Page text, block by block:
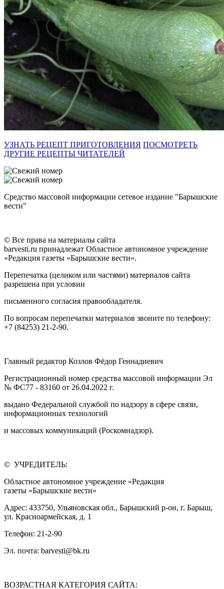
УЗНАТЬ РЕЦЕПТ ПРИГОТОВЛЕНИЯ ПОСМОТРЕТЬ
ДРУГИЕ РЕЦЕПТЫ ЧИТАТЕЛЕЙ
Средство массовой информации сетевое издание "Барышские
вести"
© Все права на материалы сайта
barvesti.ru принадлежат Областное автономное учреждение
«Редакция газеты «Барышские вести».
Перепечатка (целиком или частями) материалов сайта
разрешена при условии
письменного согласия правообладателя.
По вопросам перепечатки материалов звоните по телефону:
+7 (84253) 21-2-90.
Главный редактор Козлов Фёдор Геннадиевич
Регистрационный номер средства массовой информации Эл
№ ФС77 - 83160 от 26.04.2022 г.
выдано Федеральной службой по надзору в сфере связи,
информационных технологий
и массовых коммуникаций (Роскомнадзор).
© УЧРЕДИТЕЛЬ:
Областное автономное учреждение «Редакция
газеты «Барышские вести»
Адрес: 433750, Ульяновская обл., Барышский р-он, г. Барыш,
ул. Красноармейская, д. 1
Телефон: 21-2-90
Эл. почта: barvesti@bk.ru
ВОЗРАСТНАЯ КАТЕГОРИЯ САЙТА: